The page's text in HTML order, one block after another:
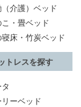
（介護）ベッド
・畳ベッド
床・竹炭ベッド
トレスを探す
ーベッド